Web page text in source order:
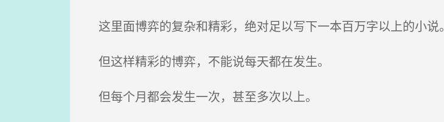
这里面博弈的复杂和精彩，绝对足以写下一本百万字以上的小说。
但这样精彩的博弈，不能说每天都在发生。
但每个月都会发生一次，甚至多次以上。